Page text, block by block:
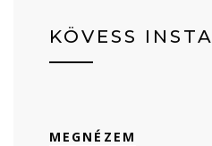
KÖVESS
MEGNÉZEM